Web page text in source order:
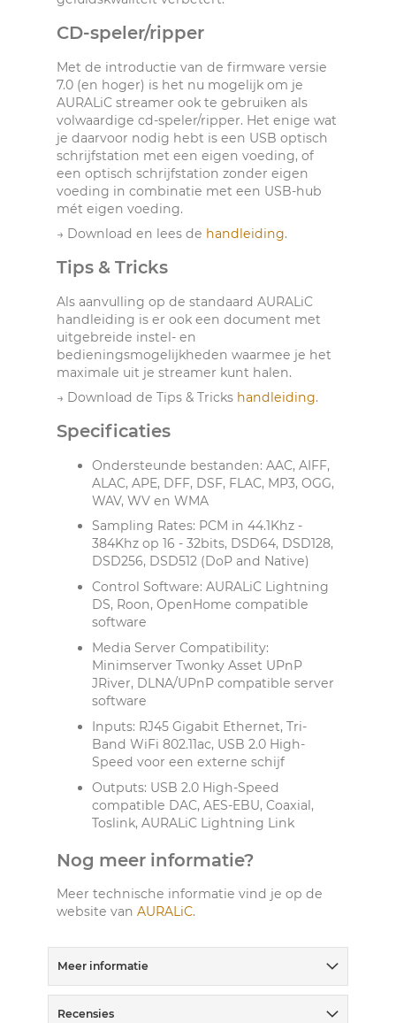
CD-speler/ripper
Met de introductie van de firmware versie
7.0 (en hoger) is het nu mogelijk om je
AURALiC streamer ook te gebruiken als
volwaardige cd-speler/ripper. Het enige wat
je daarvoor nodig hebt is een USB optisch
schrijfstation met een eigen voeding, of
een optisch schrijfstation zonder eigen
voeding in combinatie met een USB-hub
mét eigen voeding.
→ Download en lees de handleiding.
Tips & Tricks
Als aanvulling op de standaard AURALiC
handleiding is er ook een document met
uitgebreide instel- en
bedieningsmogelijkheden waarmee je het
maximale uit je streamer kunt halen.
→ Download de Tips & Tricks handleiding.
Specificaties
Ondersteunde bestanden: AAC, AIFF,
ALAC, APE, DFF, DSF, FLAC, MP3, OGG,
WAV, WV en WMA
Sampling Rates: PCM in 44.1Khz -
384Khz op 16 - 32bits, DSD64, DSD128,
DSD256, DSD512 (DoP and Native)
Control Software: AURALiC Lightning
DS, Roon, OpenHome compatible
software
Media Server Compatibility:
Minimserver Twonky Asset UPnP
JRiver, DLNA/UPnP compatible server
software
Inputs: RJ45 Gigabit Ethernet, Tri-
Band WiFi 802.11ac, USB 2.0 High-
Speed voor een externe schijf
Outputs: USB 2.0 High-Speed
compatible DAC, AES-EBU, Coaxial,
Toslink, AURALiC Lightning Link
Nog meer informatie?
Meer technische informatie vind je op de
website van AURALiC.
Meer informatie
Recensies